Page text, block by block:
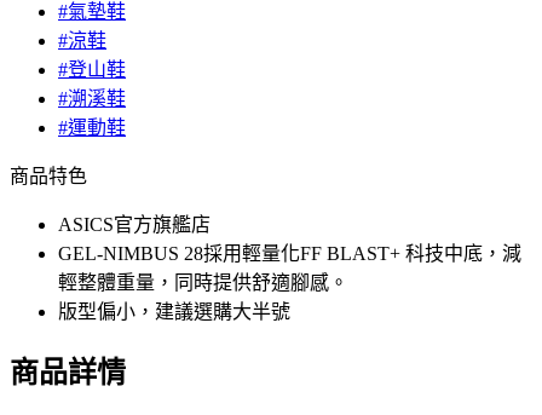
#氣墊鞋
#涼鞋
#登山鞋
#溯溪鞋
#運動鞋
商品特色
ASICS官方旗艦店
GEL-NIMBUS 28採用輕量化FF BLAST+ 科技中底，減
輕整體重量，同時提供舒適腳感。
版型偏小，建議選購大半號
商品詳情